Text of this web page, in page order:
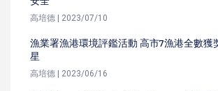
高培德 | 2023/07/10
漁業署漁港環境評鑑活動 高市7漁港全數獲
星
高培德 | 2023/06/16